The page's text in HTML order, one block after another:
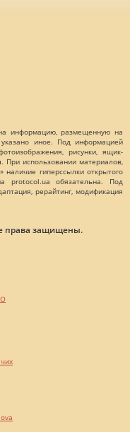
информацию, размещенную на
иное. Под информацией
рисунки, ящик-
При использовании материалов,
гиперссылки открытого
protocol.ua обязательна. Под
рерайтинг, модификация
права защищены.